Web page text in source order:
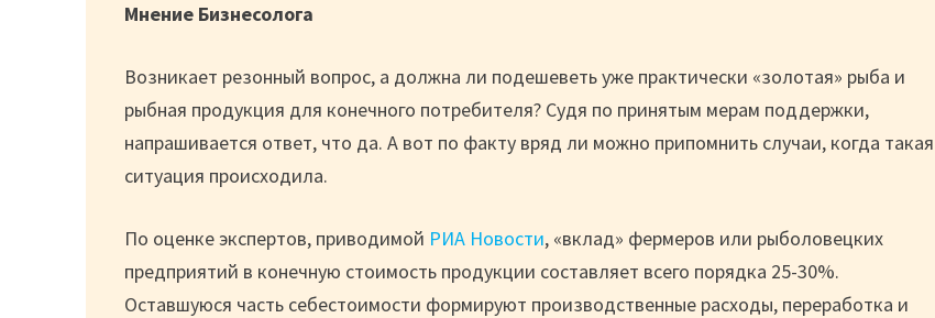
Мнение Бизнесолога
Возникает резонный вопрос, а должна ли подешеветь уже практически «золотая» рыба и
рыбная продукция для конечного потребителя? Судя по принятым мерам поддержки,
напрашивается ответ, что да. А вот по факту вряд ли можно припомнить случаи, когда такая
ситуация происходила.
По оценке экспертов, приводимой РИА Новости, «вклад» фермеров или рыболовецких
предприятий в конечную стоимость продукции составляет всего порядка 25-30%.
Оставшуюся часть себестоимости формируют производственные расходы, переработка и